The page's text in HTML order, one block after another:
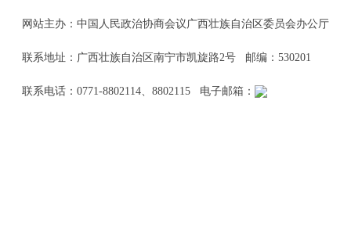
网站主办：中国人民政治协商会议广西壮族自治区委员会办公厅
联系地址：广西壮族自治区南宁市凯旋路2号 邮编：530201
联系电话：0771-8802114、8802115 电子邮箱：